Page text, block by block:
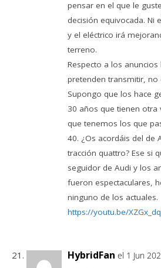
pensar en el que le
decisión equivocada. Ni
y el eléctrico irá
terreno.
Respecto a los
pretenden transmitir, no
Supongo que los hace
30 años que tienen otra
que tenemos los que
40. ¿Os acordáis del de
tracción quattro? Ese si
seguidor de Audi y los
fueron espectaculares,
ninguno de los actuales.
https://youtu.be/
HybridFan el 1 Jun